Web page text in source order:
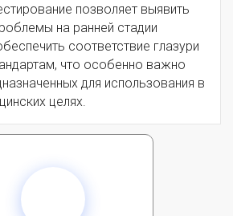
позволяет выявить
на ранней стадии
соответствие глазури
что особенно важно
для использования в
целях.